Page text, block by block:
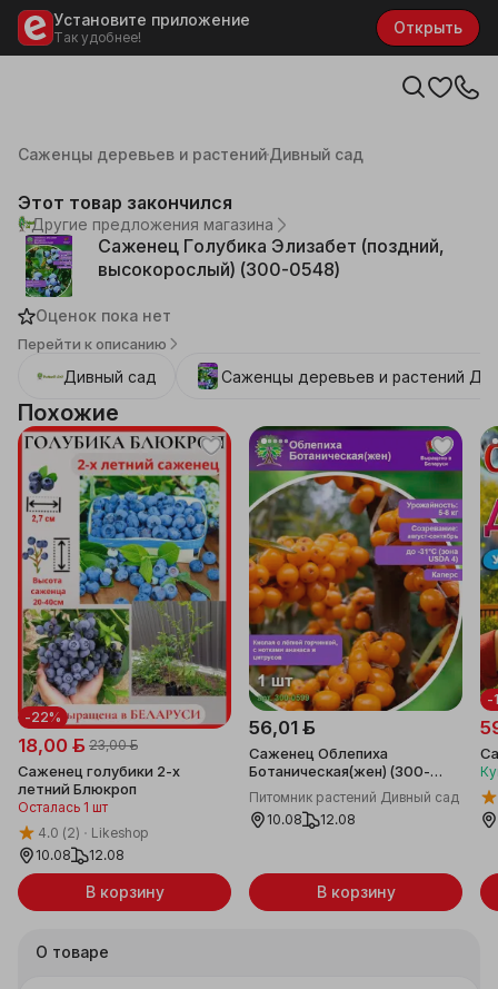
Установите приложение
Так удобнее!
Открыть
Каталог
Дача, сад
Семена и саженцы
Саженцы деревьев и растенийДивный сад
Этот товар закончился
Другие предложения магазина
Саженец Голубика Элизабет (поздний,
высокорослый) (300-0548)
Оценок пока нет
Перейти к описанию
Дивный сад Саженцы деревьев и растений
Похожие
-22%
18,00 ƃ 23,00 ƃ
Саженец голубики 2-х
летний Блюкроп
Осталась 1 шт
4.0 (2)
Likeshop
10.08
12.08
В корзину
56,01 ƃ
Саженец Облепиха
Ботаническая(жен) (300-
0599)
Питомник растений Дивный сад
10.08
12.08
В корзину
-
О товаре